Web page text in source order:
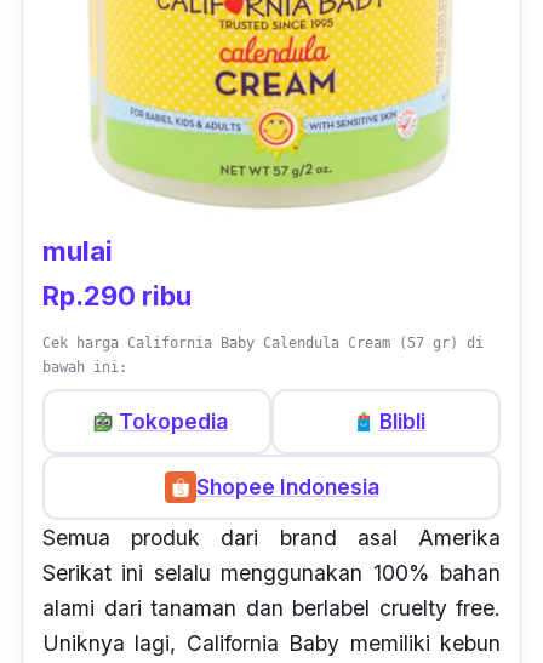
mulai
Rp.290 ribu
Cek harga California Baby Calendula Cream (57 gr) di
bawah ini:
Tokopedia Blibli
Shopee Indonesia
Semua produk dari brand asal Amerika
Serikat ini selalu menggunakan 100% bahan
alami dari tanaman dan berlabel cruelty free.
Uniknya lagi, California Baby memiliki kebun